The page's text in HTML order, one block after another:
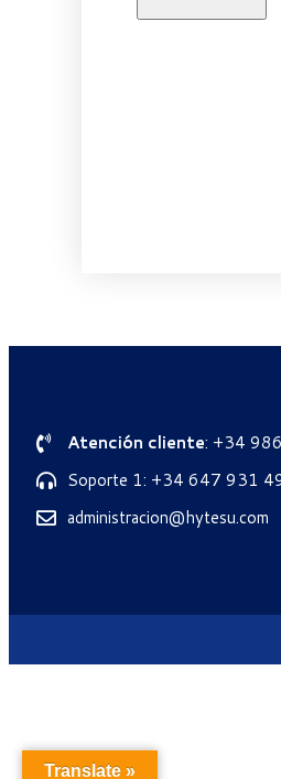
Atención cliente: +34
Soporte 1: +34 647 931
administracion@hytesu.com
Translate »